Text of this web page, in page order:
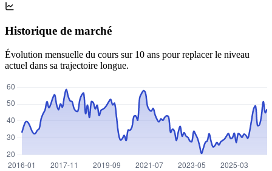
Historique de marché
Évolution mensuelle du cours sur 10 ans pour replacer le niveau
actuel dans sa trajectoire longue.